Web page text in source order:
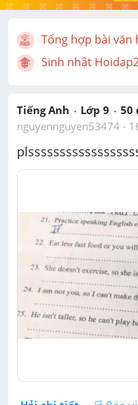
Tổng hợp bài văn
Sinh nhật
Tiếng Anh Lớp 9 50
nguyennguyen53474 -